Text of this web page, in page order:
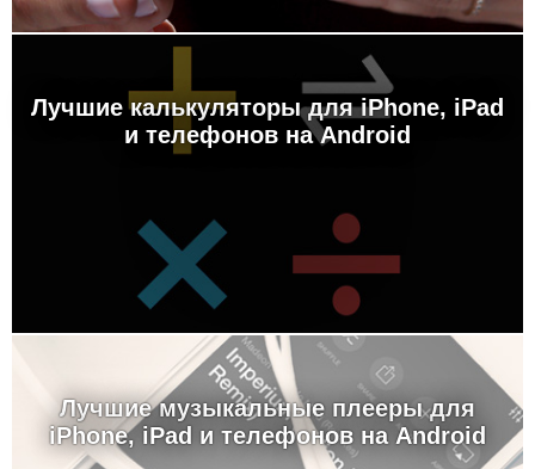
Лучшие калькуляторы для iPhone, iPad
и телефонов на Android
Лучшие музыкальные плееры для
iPhone, iPad и телефонов на Android